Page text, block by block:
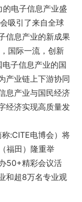
电子信息产业盛
吸引了来自全球
信息产业的新成果
国际一流，创新
子信息产业的国
产业链上下游协同
息产业与国民经济
经济实现高质量发
:CITE电博会）将
福田）隆重举
50+精彩会议活
和超8万名专业观